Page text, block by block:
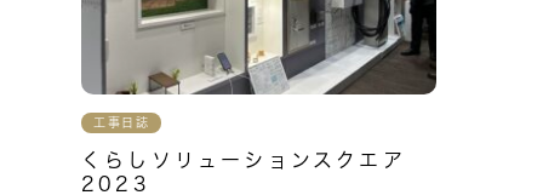
工事日誌
くらしソリューションスクエア
2023